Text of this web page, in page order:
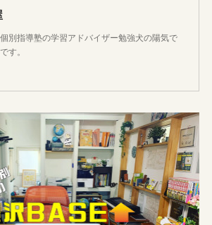
別指導塾の学習アドバイザー勉強犬の陽気で
す。